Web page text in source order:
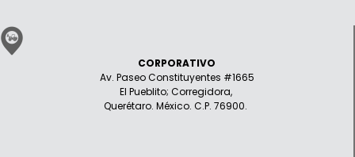
CORPORATIVO
Av. Paseo Constituyentes #1665
El Pueblito; Corregidora,
Querétaro. México. C.P. 76900.